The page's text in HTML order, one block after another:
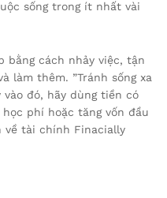
sống trong ít nhất vài
bằng cách nhảy việc, tận
làm thêm. ”Tránh sống xa
đó, hãy dùng tiền có
phí hoặc tăng vốn đầu
về tài chính Finacially